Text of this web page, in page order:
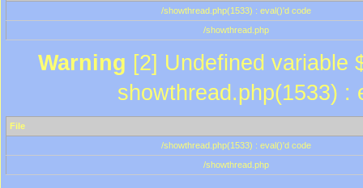
/showthread.php(1533) : eval()'d code
/showthread.php
Warning [2] Undefined variable
showthread.php(1533) :
File
/showthread.php(1533) : eval()'d code
/showthread.php